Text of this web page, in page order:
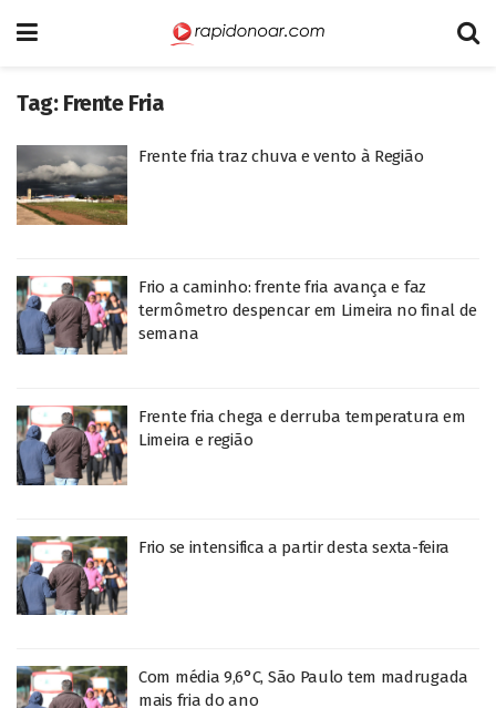
Tag: Frente Fria
Frente fria traz chuva e vento à Região
Frio a caminho: frente fria avança e faz
termômetro despencar em Limeira no final de
semana
Frente fria chega e derruba temperatura em
Limeira e região
Frio se intensifica a partir desta sexta-feira
Com média 9,6°C, São Paulo tem madrugada
mais fria do ano